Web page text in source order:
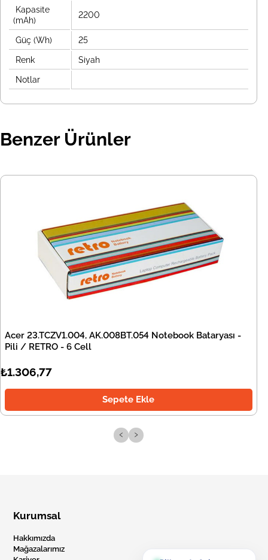
Kapasite
(mAh)
2200
Güç (Wh) 25
Renk Siyah
Notlar
Benzer Ürünler
Acer 23.TCZV1.004, AK.008BT.054 Notebook Bataryası -
Pili / RETRO - 6 Cell
₺1.306,77
Sepete Ekle
‹ ›
Kurumsal
Hakkımızda
Mağazalarımız